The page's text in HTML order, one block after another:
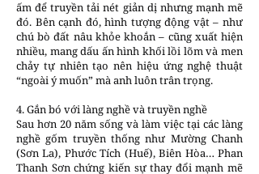
ấm để truyền tải nét giản dị nhưng mạnh mẽ
đó. Bên cạnh đó, hình tượng động vật – như
chú bò đất nâu khỏe khoắn – cũng xuất hiện
nhiều, mang dấu ấn hình khối lồi lõm và men
chảy tự nhiên tạo nên hiệu ứng nghệ thuật
“ngoài ý muốn” mà anh luôn trân trọng.
4. Gắn bó với làng nghề và truyền nghề
Sau hơn 20 năm sống và làm việc tại các làng
nghề gốm truyền thống như Mường Chanh
(Sơn La), Phước Tích (Huế), Biên Hòa… Phan
Thanh Sơn chứng kiến sự thay đổi mạnh mẽ